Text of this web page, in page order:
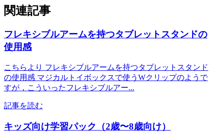
関連記事
フレキシブルアームを持つタブレットスタンドの
使用感
こちらより フレキシブルアームを持つタブレットスタンド
の使用感 マジカルトイボックスで使うWクリップのようで
すが，こういったフレキシブルアー...
記事を読む
キッズ向け学習パック（2歳〜8歳向け）